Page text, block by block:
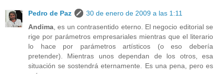
Pedro de Paz
30 de enero de 2009 a las 1:11
Andima , es un contrasentido eterno. El negocio editorial se
rige por parámetros empresariales mientras que el literario
lo hace por parámetros artísticos (o eso debería
pretender). Mientras unos dependan de los otros, esa
situación se sostendrá eternamente. Es una pena, pero es